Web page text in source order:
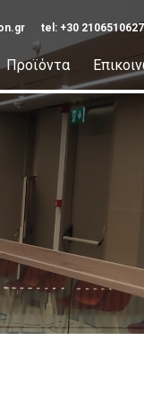
tel: +30 2106510627
Προϊόντα